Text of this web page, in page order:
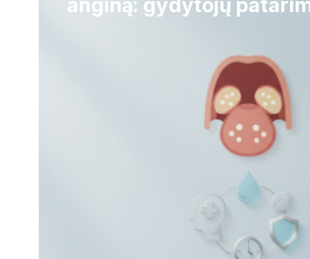
anginą: gydytojų